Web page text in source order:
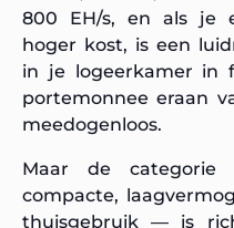
800 EH/s, en als je
hoger kost, is een
in je logeerkamer in
portemonnee eraan
meedogenloos.
Maar de
compacte,
thuisgebruik — is